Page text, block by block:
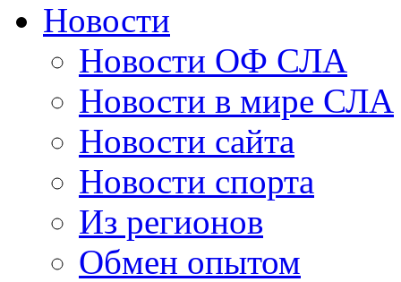
Новости
Новости ОФ СЛА
Новости в мире СЛА
Новости сайта
Новости спорта
Из регионов
Обмен опытом